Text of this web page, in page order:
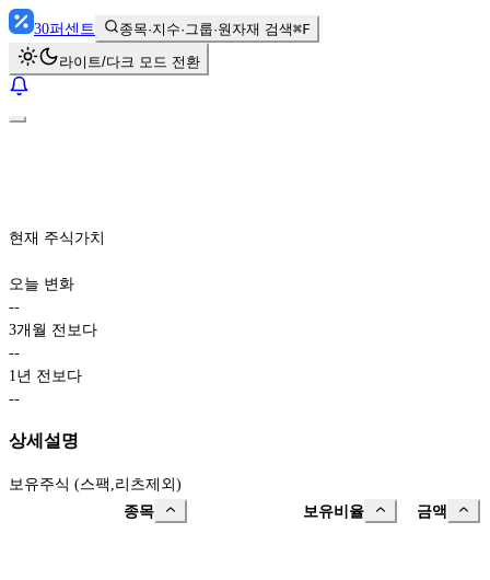
30퍼센트 종목·지수·그룹·원자재 검색⌘F
라이트/다크 모드 전환
현재 주식가치
오늘 변화
--
3개월 전보다
--
1년 전보다
--
상세설명
보유주식 (스팩,리츠제외)
종목
보유비율 금액